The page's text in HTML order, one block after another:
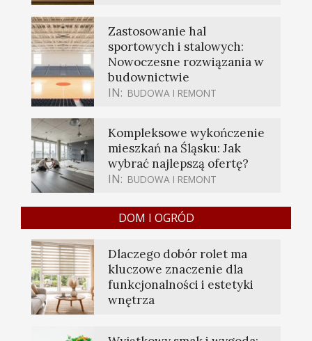
Zastosowanie hal
sportowych i stalowych:
Nowoczesne rozwiązania w
budownictwie
IN: BUDOWA I REMONT
Kompleksowe wykończenie
mieszkań na Śląsku: Jak
wybrać najlepszą ofertę?
IN: BUDOWA I REMONT
DOM I OGRÓD
Dlaczego dobór rolet ma
kluczowe znaczenie dla
funkcjonalności i estetyki
wnętrza